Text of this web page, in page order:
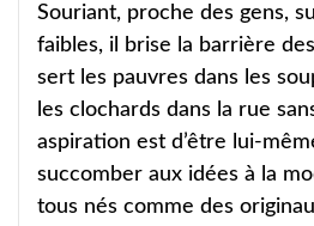
Souriant, proche des gens,
faibles, il brise la barrière des
sert les pauvres dans les
les clochards dans la rue
aspiration est d’être lui-
succomber aux idées à la
tous nés comme des